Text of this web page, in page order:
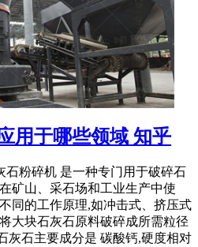
用于哪些领域 知乎
石粉碎机 是一种专门用于破碎石
矿山、采石场和工业生产中使
同的工作原理,如冲击式、挤压式
大块石灰石原料破碎成所需粒径
灰石主要成分是 碳酸钙,硬度相对